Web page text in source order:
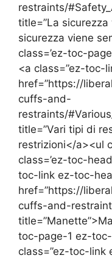
restraints/
title=”La sicurezza
sicurezza viene
class=’ez-toc-
<a class=”ez-toc-
href=”https://
cuffs-and-
restraints/
title=”Vari tipi di
restrizioni</a><ul
class=’ez-toc-
toc-link ez-toc-
href=”https://
cuffs-and-
toc-page-1 ez-
class=”ez-toc-link